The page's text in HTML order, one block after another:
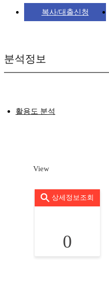
복사/대출신청
분석정보
활용도 분석
View
상세정보조회
0